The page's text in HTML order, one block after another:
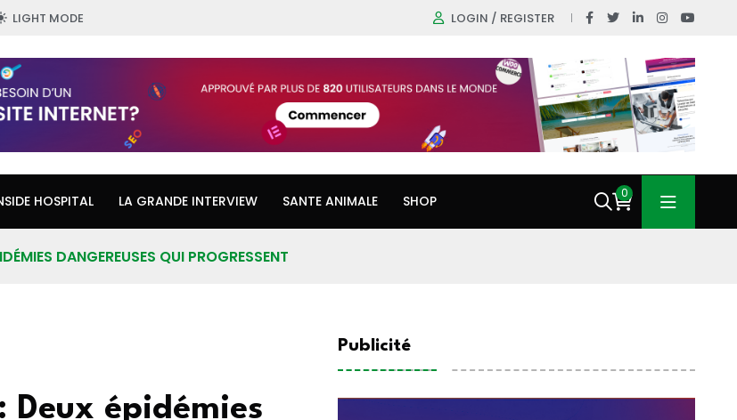
LIGHT MODE LOGIN / REGISTER
HOSPITAL LA GRANDE INTERVIEW SANTE ANIMALE SHOP 0
DANGEREUSES QUI PROGRESSENT
épidémies
Publicité